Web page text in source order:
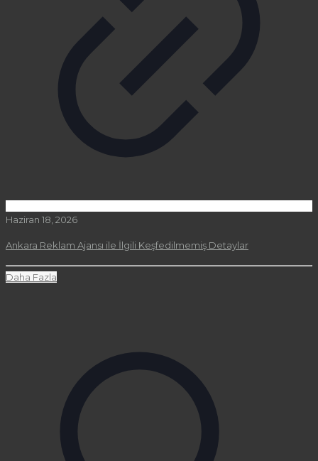
Haziran 18, 2026
Ankara Reklam Ajansı ile İlgili Keşfedilmemiş Detaylar
Daha Fazla